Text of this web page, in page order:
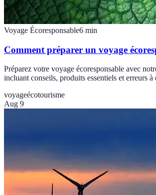
Voyage Écoresponsable6 min
Comment préparer un voyage
Préparez votre voyage écoresponsable avec
incluant conseils, produits essentiels et erreurs à
voyageécotourisme
Aug 9